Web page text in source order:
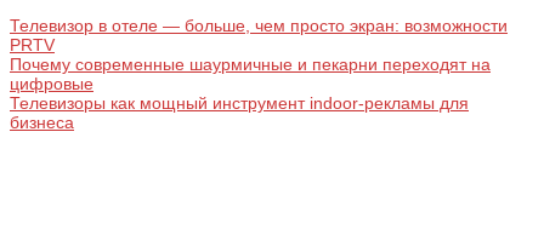
Телевизор в отеле — больше, чем просто экран: возможности
PRTV
Почему современные шаурмичные и пекарни переходят на
цифровые
Телевизоры как мощный инструмент indoor-рекламы для
бизнеса